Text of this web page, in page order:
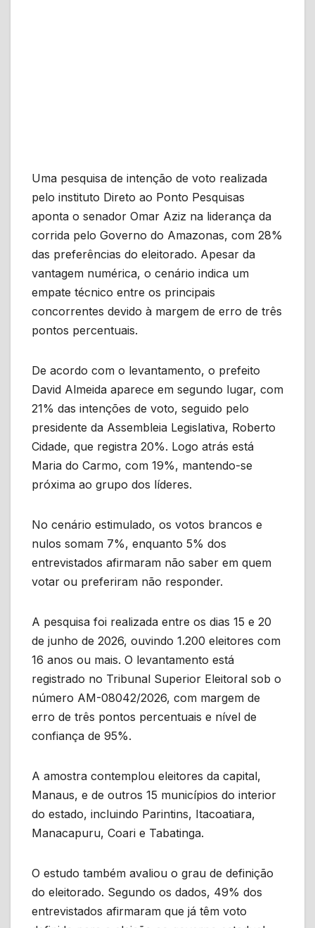
Uma pesquisa de intenção de voto realizada
pelo instituto Direto ao Ponto Pesquisas
aponta o senador Omar Aziz na liderança da
corrida pelo Governo do Amazonas, com 28%
das preferências do eleitorado. Apesar da
vantagem numérica, o cenário indica um
empate técnico entre os principais
concorrentes devido à margem de erro de três
pontos percentuais.
De acordo com o levantamento, o prefeito
David Almeida aparece em segundo lugar, com
21% das intenções de voto, seguido pelo
presidente da Assembleia Legislativa, Roberto
Cidade, que registra 20%. Logo atrás está
Maria do Carmo, com 19%, mantendo-se
próxima ao grupo dos líderes.
No cenário estimulado, os votos brancos e
nulos somam 7%, enquanto 5% dos
entrevistados afirmaram não saber em quem
votar ou preferiram não responder.
A pesquisa foi realizada entre os dias 15 e 20
de junho de 2026, ouvindo 1.200 eleitores com
16 anos ou mais. O levantamento está
registrado no Tribunal Superior Eleitoral sob o
número AM-08042/2026, com margem de
erro de três pontos percentuais e nível de
confiança de 95%.
A amostra contemplou eleitores da capital,
Manaus, e de outros 15 municípios do interior
do estado, incluindo Parintins, Itacoatiara,
Manacapuru, Coari e Tabatinga.
O estudo também avaliou o grau de definição
do eleitorado. Segundo os dados, 49% dos
entrevistados afirmaram que já têm voto